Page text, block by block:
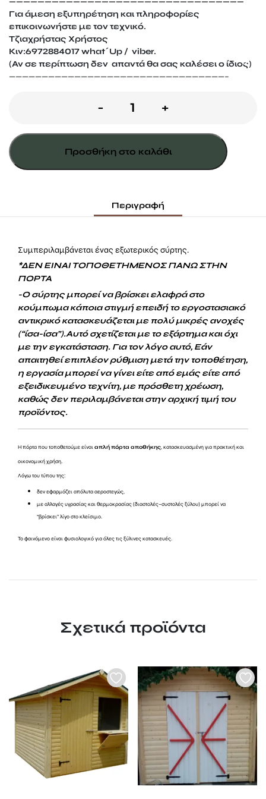
Για άμεση εξυπηρέτηση και πληροφορίες
επικοινωνήστε με τον τεχνικό.
Τζιαχρήστας Χρήστος
Κιν:6972884017 what΄Up / viber.
(Αν σε περίπτωση δεν απαντά θα σας καλέσει ο ίδιος)
—————————————————————————————————–
-
Πόρτα
ποσότητα
+
Προσθήκη στο καλάθι
Περιγραφή
Συμπεριλαμβάνεται ένας εξωτερικός σύρτης.
*ΔΕΝ ΕΙΝΑΙ ΤΟΠΟΘΕΤΗΜΕΝΟΣ ΠΑΝΩ ΣΤΗΝ
ΠΟΡΤΑ
-Ο σύρτης μπορεί να βρίσκει ελαφρά στο
κούμπωμα κάποια στιγμή επειδή το εργοστασιακό
αντικρικό κατασκευάζεται με πολύ μικρές ανοχές
(“ίσα-ίσα”).Αυτό σχετίζεται με το εξάρτημα και όχι
με την εγκατάσταση. Για τον λόγο αυτό, Εάν
απαιτηθεί επιπλέον ρύθμιση μετά την τοποθέτηση,
η εργασία μπορεί να γίνει είτε από εμάς είτε από
εξειδικευμένο τεχνίτη, με πρόσθετη χρέωση,
καθώς δεν περιλαμβάνεται στην αρχική τιμή του
προϊόντος.
Η πόρτα που τοποθετούμε είναι απλή πόρτα αποθήκης , κατασκευασμένη για πρακτική και
οικονομική χρήση.
Λόγω του τύπου της:
δεν εφαρμόζει απόλυτα αεροστεγώς,
με αλλαγές υγρασίας και θερμοκρασίας (διαστολές–συστολές ξύλου) μπορεί να
“βρίσκει” λίγο στο κλείσιμο.
Το φαινόμενο είναι φυσιολογικό για όλες τις ξύλινες κατασκευές.
Σχετικά προϊόντα